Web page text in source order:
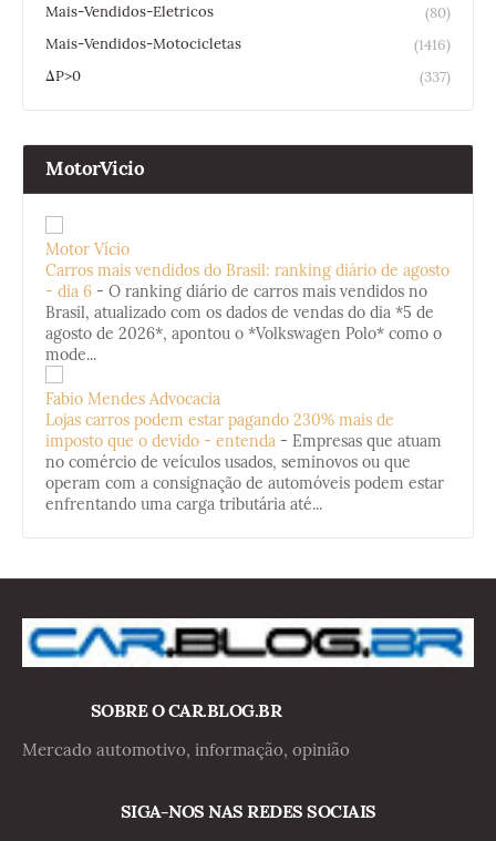
Mais-Vendidos-Eletricos
(80)
Mais-Vendidos-Motocicletas
(1416)
ΔP>0
(337)
MotorVicio
Motor Vício
Carros mais vendidos do Brasil: ranking diário de agosto
- dia 6 - O ranking diário de carros mais vendidos no
Brasil, atualizado com os dados de vendas do dia *5 de
agosto de 2026*, apontou o *Volkswagen Polo* como o
mode...
Fabio Mendes Advocacia
Lojas carros podem estar pagando 230% mais de
imposto que o devido - entenda - Empresas que atuam
no comércio de veículos usados, seminovos ou que
operam com a consignação de automóveis podem estar
enfrentando uma carga tributária até...
SOBRE O CAR.BLOG.BR
Mercado automotivo, informação, opinião
SIGA-NOS NAS REDES SOCIAIS